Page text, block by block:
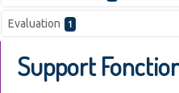
Evaluation 1
Support